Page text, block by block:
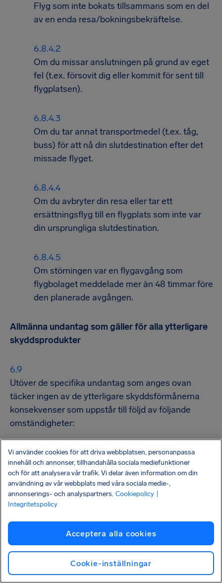
Flyg som inte bokats tillsammans som en del
av en enda resa/bokningsbekräftelse.
Om du missar anslutningen på grund av eget
fel (t.ex. försovit dig eller kommit för sent till
flygplatsen).
Om du tar annat transportmedel (t.ex. tåg,
buss) för att nå din slutdestination efter det
missade flyget.
Om du avbryter din resa eller tar ett
ersättningsflyg till en flygplats som inte var
din ursprungliga slutdestination.
Om störningen var en flygavgång som
flygbolaget meddelade mer än 48 timmar före
den planerade avgången.
Allmänna undantag som gäller för alla ytterligare
skyddsprodukter
Utöver de specifika undantag som anges ovan
täcker ingen av de ytterligare skyddsförmånerna
konsekvenser som uppstår till följd av följande
omständigheter:
Skador till följd av inbördeskrig eller krig i
utlandet.
Skador orsakade av vapen eller anordningar som
använder kärnklyvning eller kärnfusion, eller
radioaktiv kontaminering.
Vi använder cookies för att driva webbplatsen, personanpassa
innehåll och annonser, tillhandahålla sociala mediefunktioner
och för att analysera vår trafik. Vi delar även information om din
användning av vår webbplats med våra sociala medie-,
annonserings- och analyspartners. Cookiepolicy
Integritetspolicy
Acceptera alla cookies
Cookie-inställningar